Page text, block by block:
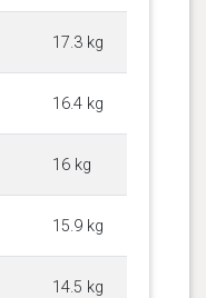
17.3 kg
16.4 kg
16 kg
15.9 kg
14.5 kg